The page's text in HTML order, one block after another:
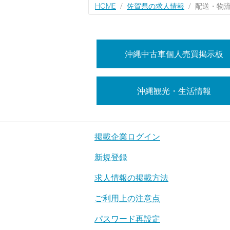
HOME 佐賀県の求人情報 配送・物
沖縄中古車個人売買掲示板
沖縄観光・生活情報
掲載企業ログイン
新規登録
求人情報の掲載方法
ご利用上の注意点
パスワード再設定